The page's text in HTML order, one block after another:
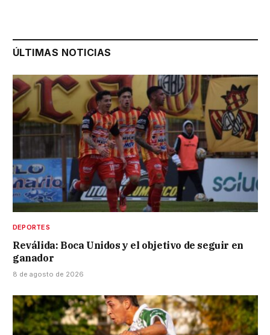
ÚLTIMAS NOTICIAS
DEPORTES
Reválida: Boca Unidos y el objetivo de seguir en
ganador
8 de agosto de 2026